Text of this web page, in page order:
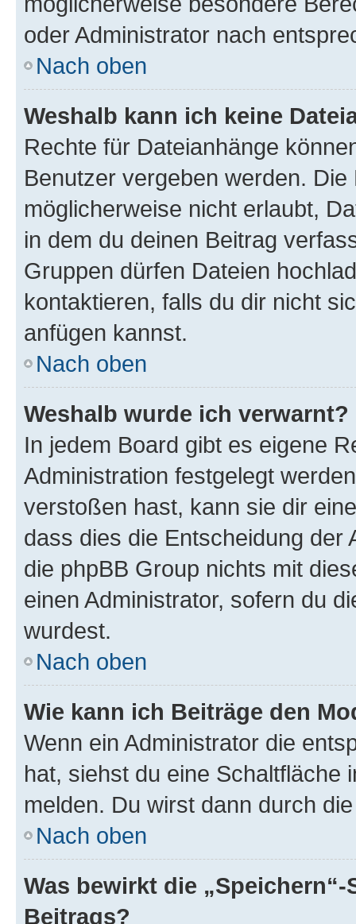
oder Administrator nach
Nach oben
Weshalb kann ich keine
Rechte für Dateianhänge
Benutzer vergeben werden.
möglicherweise nicht erlaubt,
in dem du deinen Beitrag
Gruppen dürfen Dateien
kontaktieren, falls du dir nicht
anfügen kannst.
Nach oben
Weshalb wurde ich verwarnt?
In jedem Board gibt es eigene
Administration festgelegt
verstoßen hast, kann sie dir
dass dies die Entscheidung der
die phpBB Group nichts mit
einen Administrator, sofern du
wurdest.
Nach oben
Wie kann ich Beiträge den
Wenn ein Administrator die
hat, siehst du eine Schaltfläche
melden. Du wirst dann durch
Nach oben
Was bewirkt die
Beitrags?